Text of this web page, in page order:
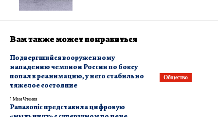
Вам также может понравиться
Общество
Подвергшийся вооруженному
нападению чемпион России по боксу
попал в реанимацию, у него стабильно
тяжелое состояние
1 Мин Чтения
Panasonic представила цифровую